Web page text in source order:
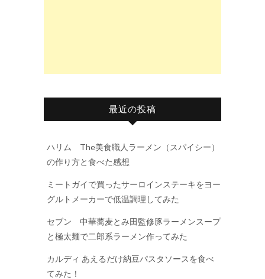
最近の投稿
ハリム The美食職人ラーメン（スパイシー）
の作り方と食べた感想
ミートガイで買ったサーロインステーキをヨー
グルトメーカーで低温調理してみた
セブン 中華蕎麦とみ田監修豚ラーメンスープ
と極太麺で二郎系ラーメン作ってみた
カルディ あえるだけ納豆パスタソースを食べ
てみた！